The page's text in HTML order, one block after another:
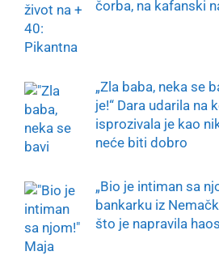
čorba, na kafanski
„Zla baba, neka se
je!“ Dara udarila na
isprozivala je kao
neće biti dobro
„Bio je intiman sa
bankarku iz
što je napravila haos